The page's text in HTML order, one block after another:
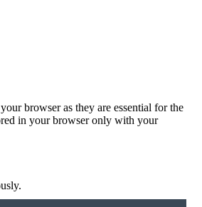
browser as they are essential for the
in your browser only with your